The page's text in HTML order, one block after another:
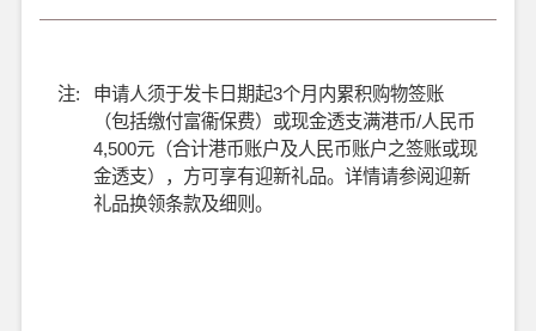
注:
申请人须于发卡日期起3个月内累积购物签账
（包括缴付富衞保费）或现金透支满港币/人民币
4,500元（合计港币账户及人民币账户之签账或现
金透支），方可享有迎新礼品。详情请参阅迎新
礼品换领条款及细则。